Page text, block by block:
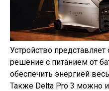
Устройство представляет
решение с питанием от
обеспечить энергией
Также Delta Pro 3 можно